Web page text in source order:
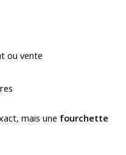
ou vente
mais une fourchette